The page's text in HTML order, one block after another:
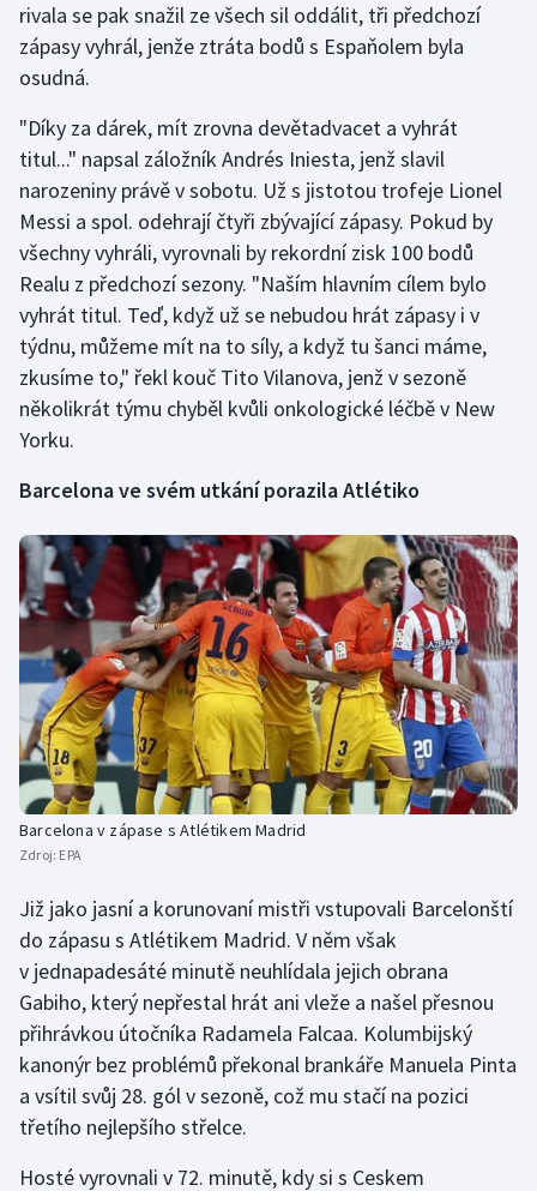
Moderní pětiboj
Olympijské hry
Parasport
Plavání
Plážový volejbal
Ragby
Rychlobruslení
Rychlostní kanoistika
Short track
Sportovní střelba
Stolní tenis
Triatlon
Veslování
Vodní slalom
Volejbal
Ostatní
rivala se pak snažil ze všech sil oddálit, tři předchozí
zápasy vyhrál, jenže ztráta bodů s Espaňolem byla
osudná.
"Díky za dárek, mít zrovna devětadvacet a vyhrát
titul..." napsal záložník Andrés Iniesta, jenž slavil
narozeniny právě v sobotu. Už s jistotou trofeje Lionel
Messi a spol. odehrají čtyři zbývající zápasy. Pokud by
všechny vyhráli, vyrovnali by rekordní zisk 100 bodů
Realu z předchozí sezony. "Naším hlavním cílem bylo
vyhrát titul. Teď, když už se nebudou hrát zápasy i v
týdnu, můžeme mít na to síly, a když tu šanci máme,
zkusíme to," řekl kouč Tito Vilanova, jenž v sezoně
několikrát týmu chyběl kvůli onkologické léčbě v New
Yorku.
Barcelona ve svém utkání porazila Atlétiko
Barcelona v zápase s Atlétikem Madrid
Zdroj: EPA
Již jako jasní a korunovaní mistři vstupovali Barcelonští
do zápasu s Atlétikem Madrid. V něm však
v jednapadesáté minutě neuhlídala jejich obrana
Gabiho, který nepřestal hrát ani vleže a našel přesnou
přihrávkou útočníka Radamela Falcaa. Kolumbijský
kanonýr bez problémů překonal brankáře Manuela Pinta
a vsítil svůj 28. gól v sezoně, což mu stačí na pozici
třetího nejlepšího střelce.
Hosté vyrovnali v 72. minutě, kdy si s Ceskem